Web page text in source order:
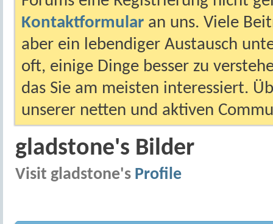
Kontaktformular an uns. Viele
aber ein lebendiger Austausch
oft, einige Dinge besser zu
das Sie am meisten interessiert.
unserer netten und aktiven
gladstone's Bilder
Visit gladstone's Profile